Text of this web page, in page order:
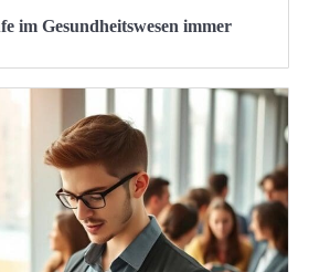
im Gesundheitswesen immer